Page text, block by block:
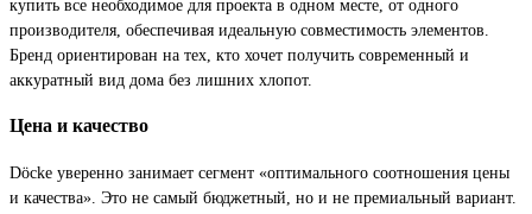
купить все необходимое для проекта в одном месте, от одного
производителя, обеспечивая идеальную совместимость элементов.
Бренд ориентирован на тех, кто хочет получить современный и
аккуратный вид дома без лишних хлопот.
Цена и качество
Döcke уверенно занимает сегмент «оптимального соотношения цены
и качества». Это не самый бюджетный, но и не премиальный вариант.